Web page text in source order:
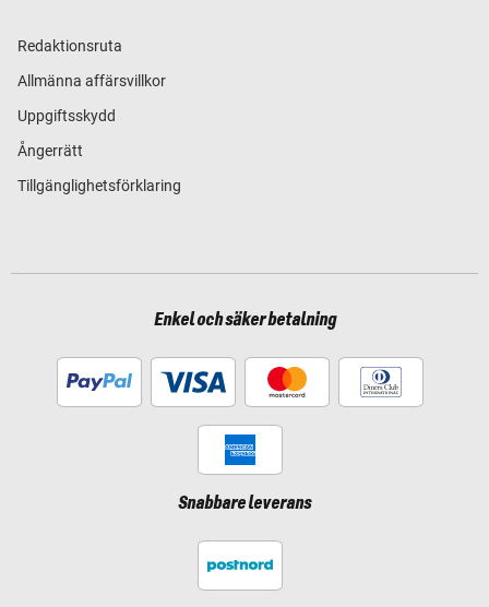
Redaktionsruta
Allmänna affärsvillkor
Uppgiftsskydd
Ångerrätt
Tillgänglighetsförklaring
Enkel och säker betalning
Snabbare leverans